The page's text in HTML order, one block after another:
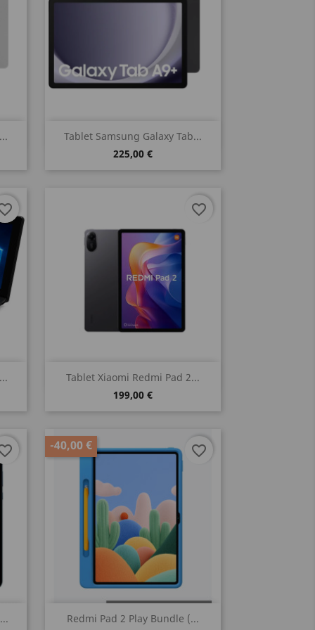
Tablet Samsung Galaxy Tab...
225,00 €
Vista rápida
Tablet Xiaomi Redmi Pad 2...
199,00 €
Vista rápida
favorite_border
Redmi Pad 2 Play Bundle (...
-40,00 €
Vista rápida
favorite_border